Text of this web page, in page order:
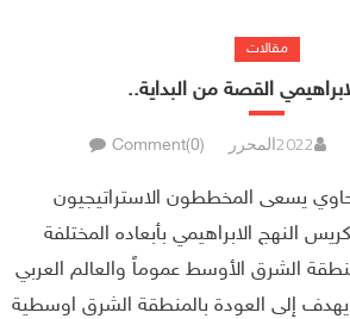
مقالات
القصة من البداية..
المحرر Comment(0)
يسعى المخططون الاستراتيجيون
النهج الابراهيمي بأبعاده المختلفة
الشرق الأوسط عموماً والعالم العربي
إلى العودة بالمنطقة الشرق اوسطية